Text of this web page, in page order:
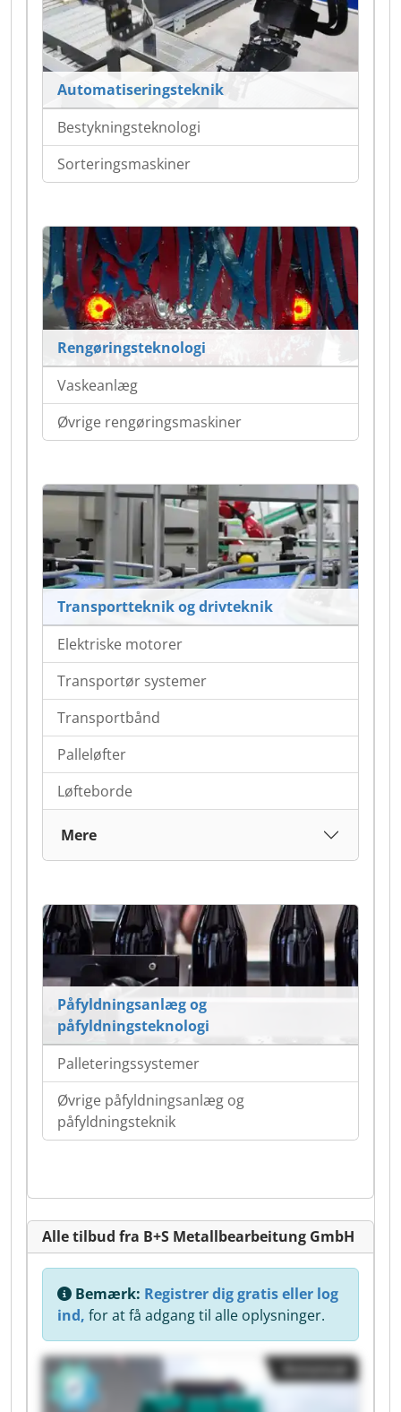
Automatiseringsteknik
Bestykningsteknologi
Sorteringsmaskiner
Rengøringsteknologi
Vaskeanlæg
Øvrige rengøringsmaskiner
Transportteknik og drivteknik
Elektriske motorer
Transportør systemer
Transportbånd
Palleløfter
Løfteborde
Mere
Påfyldningsanlæg og
påfyldningsteknologi
Palleteringssystemer
Øvrige påfyldningsanlæg og
påfyldningsteknik
Alle tilbud fra B+S Metallbearbeitung GmbH
Bemærk: Registrer dig gratis eller log
ind, for at få adgang til alle oplysninger.